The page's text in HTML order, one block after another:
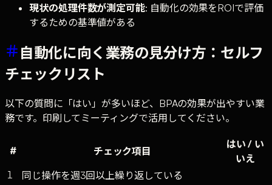
現状の処理件数が測定可能: 自動化の効果をROIで評価
するための基準値がある
自動化に向く業務の見分け方：セルフ
チェックリスト
以下の質問に「はい」が多いほど、BPAの効果が出やすい業
務です。印刷してミーティングで活用してください。
# チェック項目
はい / い
いえ
1
同じ操作を週3回以上繰り返している